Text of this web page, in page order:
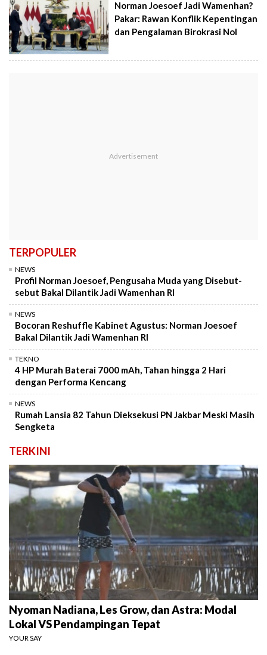
Norman Joesoef Jadi Wamenhan?
Pakar: Rawan Konflik Kepentingan
dan Pengalaman Birokrasi Nol
TERPOPULER
NEWS
Profil Norman Joesoef, Pengusaha Muda yang Disebut-
sebut Bakal Dilantik Jadi Wamenhan RI
NEWS
Bocoran Reshuffle Kabinet Agustus: Norman Joesoef
Bakal Dilantik Jadi Wamenhan RI
TEKNO
4 HP Murah Baterai 7000 mAh, Tahan hingga 2 Hari
dengan Performa Kencang
NEWS
Rumah Lansia 82 Tahun Dieksekusi PN Jakbar Meski Masih
Sengketa
TERKINI
Nyoman Nadiana, Les Grow, dan Astra: Modal
Lokal VS Pendampingan Tepat
YOUR SAY